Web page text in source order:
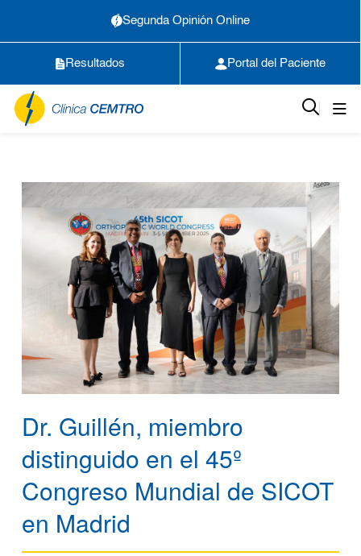
Segunda Opinión Online
Resultados Portal del Paciente
Dr. Guillén, miembro
distinguido en el 45º
Congreso Mundial de SICOT
en Madrid